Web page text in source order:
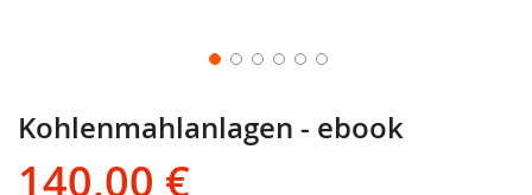
Kohlenmahlanlagen - ebook
140,00 €